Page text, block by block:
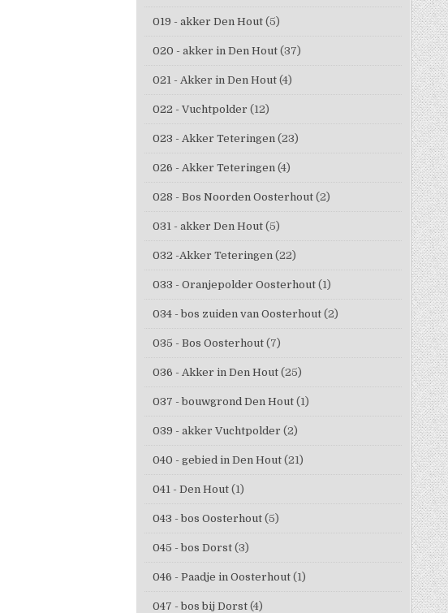
019 - akker Den Hout (5)
020 - akker in Den Hout (37)
021 - Akker in Den Hout (4)
022 - Vuchtpolder (12)
023 - Akker Teteringen (23)
026 - Akker Teteringen (4)
028 - Bos Noorden Oosterhout (2)
031 - akker Den Hout (5)
032 -Akker Teteringen (22)
033 - Oranjepolder Oosterhout (1)
034 - bos zuiden van Oosterhout (2)
035 - Bos Oosterhout (7)
036 - Akker in Den Hout (25)
037 - bouwgrond Den Hout (1)
039 - akker Vuchtpolder (2)
040 - gebied in Den Hout (21)
041 - Den Hout (1)
043 - bos Oosterhout (5)
045 - bos Dorst (3)
046 - Paadje in Oosterhout (1)
047 - bos bij Dorst (4)